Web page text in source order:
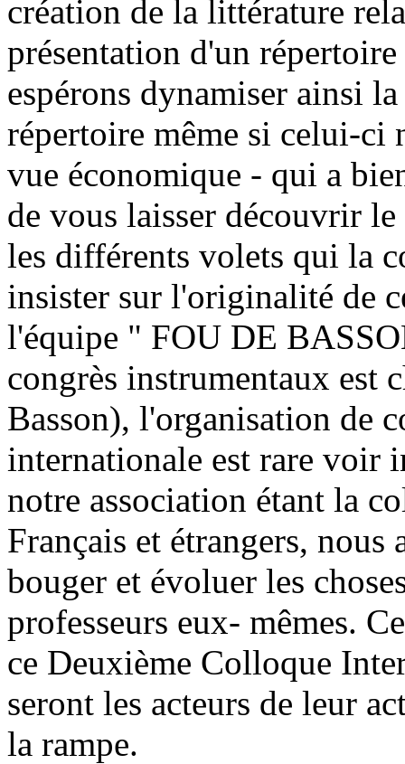
création de la littérature
présentation d'un
espérons dynamiser ainsi
répertoire même si celui-ci
vue économique - qui a
de vous laisser découvrir
les différents volets qui la
insister sur l'originalité de
l'équipe " FOU DE
congrès instrumentaux est
Basson), l'organisation de
internationale est rare voir
notre association étant la
Français et étrangers,
bouger et évoluer les
professeurs eux- mêmes.
ce Deuxième Colloque
seront les acteurs de leur
la rampe.